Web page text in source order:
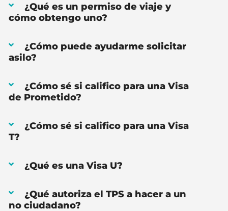
¿Qué es un permiso de viaje y
cómo obtengo uno?
¿Cómo puede ayudarme solicitar
asilo?
¿Cómo sé si califico para una Visa
de Prometido?
¿Cómo sé si califico para una Visa
T?
¿Qué es una Visa U?
¿Qué autoriza el TPS a hacer a un
no ciudadano?